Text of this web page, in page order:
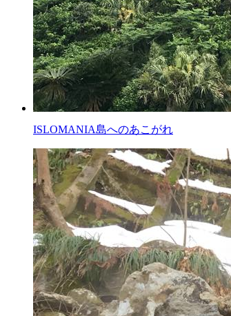
ISLOMANIA島へのあこがれ